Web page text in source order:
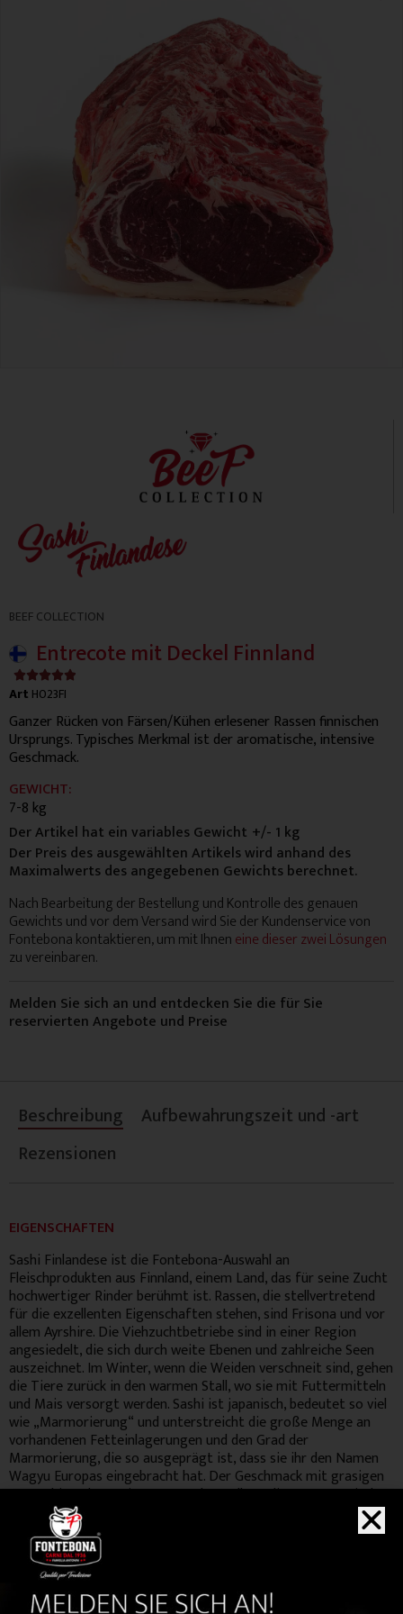
BEEF COLLECTION
Entrecote mit Deckel Finnland

Art H023FI
Ganzer Rücken von Färsen/Kühen erlesener Rassen finnischen
Ursprungs. Typisches Merkmal ist der aromatische, intensive
Geschmack.
GEWICHT:
7-8 kg
Der Artikel hat ein variables Gewicht +/- 1 kg
Der Preis des ausgewählten Artikels wird anhand des
Maximalwerts des angegebenen Gewichts berechnet.
Nach Bearbeitung der Bestellung und Kontrolle des genauen
Gewichts und vor dem Versand wird Sie der Kundenservice von
Fontebona kontaktieren, um mit Ihneneine dieser zwei Lösungen
zu vereinbaren.
Melden Sie sich an und entdecken Sie die für Sie
reservierten Angebote und Preise
Beschreibung
Aufbewahrungszeit und -art
Rezensionen
EIGENSCHAFTEN
Sashi Finlandese ist die Fontebona-Auswahl an
Fleischprodukten aus Finnland, einem Land, das für seine Zucht
hochwertiger Rinder berühmt ist. Rassen, die stellvertretend
für die exzellenten Eigenschaften stehen, sind Frisona und vor
allem Ayrshire. Die Viehzuchtbetriebe sind in einer Region
angesiedelt, die sich durch weite Ebenen und zahlreiche Seen
auszeichnet. Im Winter, wenn die Weiden verschneit sind, gehen
die Tiere zurück in den warmen Stall, wo sie mit Futtermitteln
und Mais versorgt werden. Sashi ist japanisch, bedeutet so viel
wie „Marmorierung“ und unterstreicht die große Menge an
vorhandenen Fetteinlagerungen und den Grad der
Marmorierung, die so ausgeprägt ist, dass sie ihr den Namen
Wagyu Europas eingebracht hat. Der Geschmack mit grasigen
Noten hinterlässt einen angenehm vollmundigen, aromatischen
und nachhaltigen Geschmack, der die Gedanken und Sinne bis zu
den Küsten der Ostsee schweifen lässt.